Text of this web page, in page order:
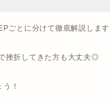
ごとに分けて徹底解説します
挫折してきた方も大丈夫◎
！